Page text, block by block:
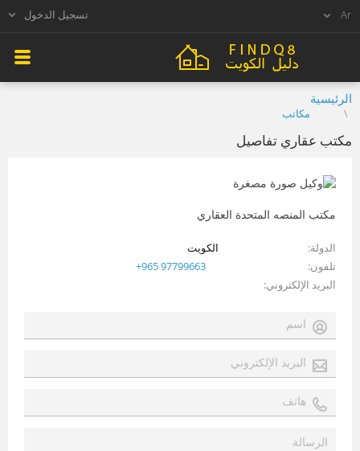
تسجيل الدخول
الرئيسية
مكاتب
مكتب عقاري تفاصيل
مكتب المنصه المتحدة العقاري
الدولة
الكويت
تلفون
+965 97799663
البريد الإلكتروني